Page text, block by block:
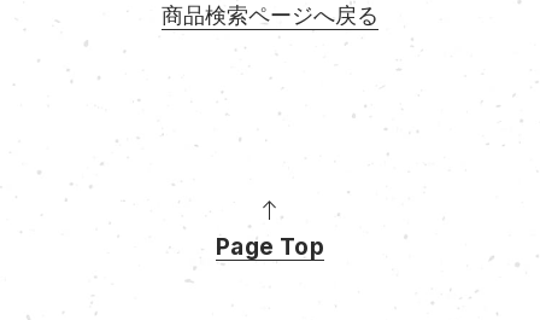
商品検索ページへ戻る
Page Top